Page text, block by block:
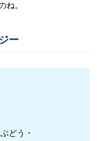
ね。
ー
どう・